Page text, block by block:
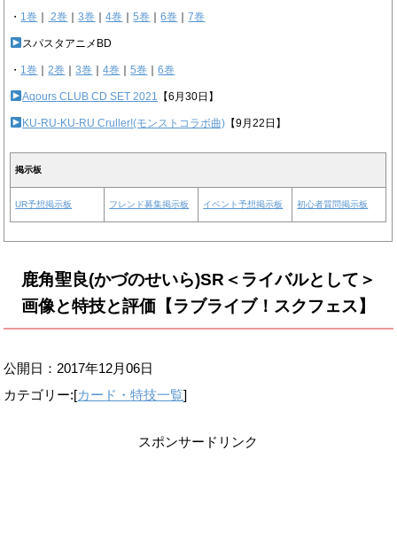
・ 1巻 2巻 ｜3巻 ｜4巻 ｜5巻 ｜6巻 ｜7巻
スパスタアニメBD
・ 1巻 ｜2巻 ｜3巻 ｜4巻 ｜5巻 ｜6巻
Aqours CLUB CD SET 2021 【6月30日】
KU-RU-KU-RU Cruller!(モンストコラボ曲) 【9月22日】
掲示板
UR予想掲示板 フレンド募集掲示板 イベント予想掲示板 初心者質問掲示板
鹿角聖良(かづのせいら)SR＜ライバルとして＞
画像と特技と評価【ラブライブ！スクフェス】
公開日： 2017年12月06日
カテゴリー:[カード・特技一覧]
スポンサードリンク